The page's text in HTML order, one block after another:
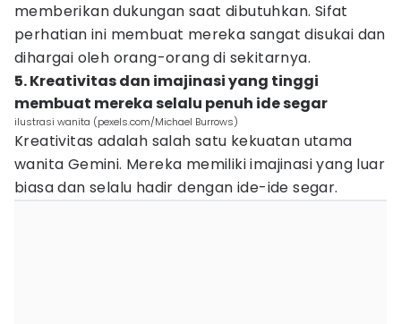
memberikan dukungan saat dibutuhkan. Sifat
perhatian ini membuat mereka sangat disukai dan
dihargai oleh orang-orang di sekitarnya.
5. Kreativitas dan imajinasi yang tinggi
membuat mereka selalu penuh ide segar
ilustrasi wanita (pexels.com/Michael Burrows)
Kreativitas adalah salah satu kekuatan utama
wanita Gemini. Mereka memiliki imajinasi yang luar
biasa dan selalu hadir dengan ide-ide segar.